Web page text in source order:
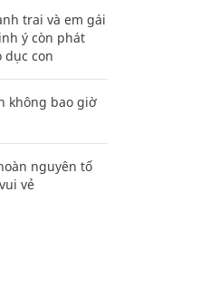
trai và em gái
ý còn phát
dục con
không bao giờ
nguyên tố
vẻ